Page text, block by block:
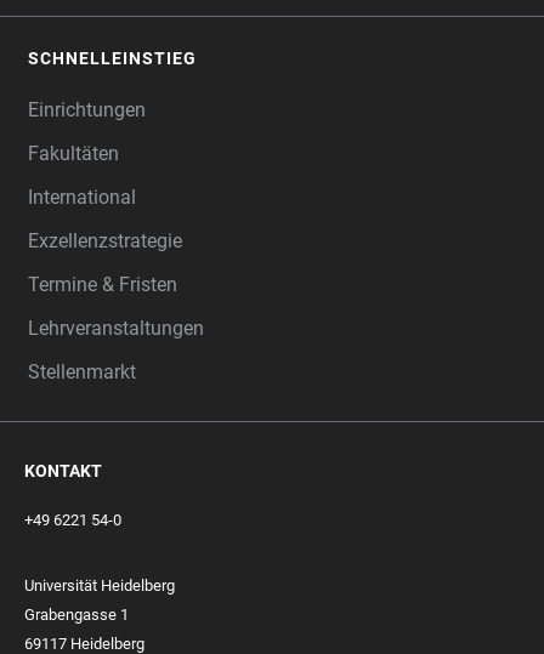
SCHNELLEINSTIEG
Einrichtungen
Fakultäten
International
Exzellenzstrategie
Termine & Fristen
Lehrveranstaltungen
Stellenmarkt
KONTAKT
+49 6221 54-0
Universität Heidelberg
Grabengasse 1
69117 Heidelberg